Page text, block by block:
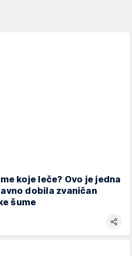
koje leče? Ovo je jedna
dobila zvaničan
šume